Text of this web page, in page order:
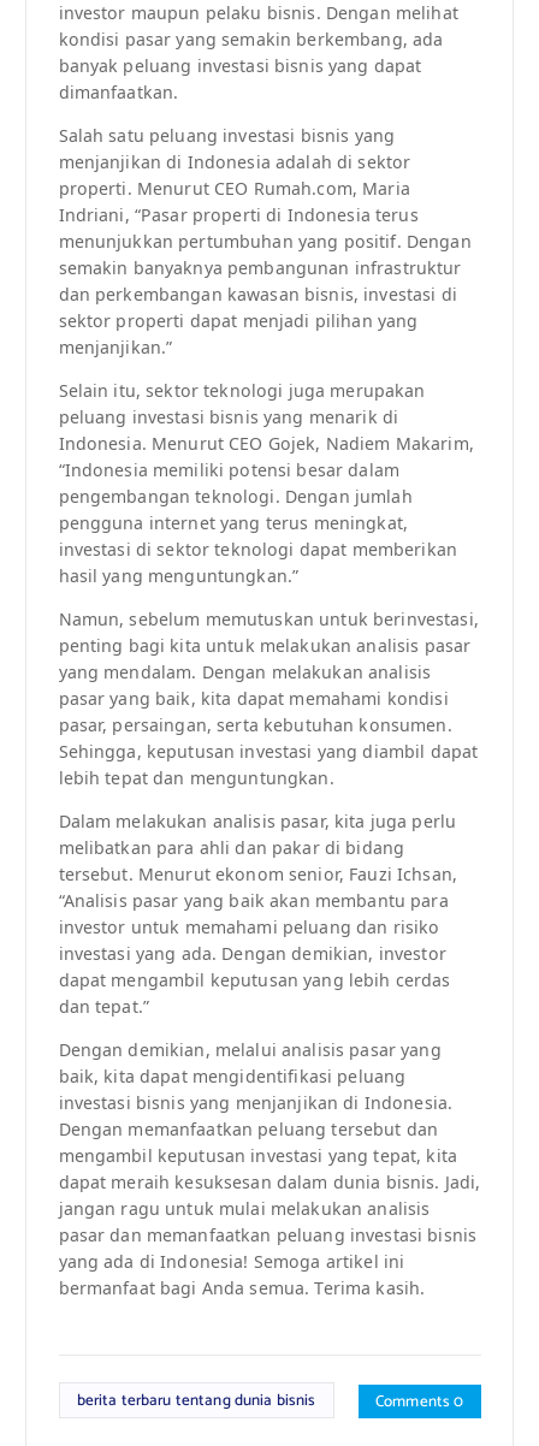
investor maupun pelaku bisnis. Dengan melihat
kondisi pasar yang semakin berkembang, ada
banyak peluang investasi bisnis yang dapat
dimanfaatkan.
Salah satu peluang investasi bisnis yang
menjanjikan di Indonesia adalah di sektor
properti. Menurut CEO Rumah.com, Maria
Indriani, “Pasar properti di Indonesia terus
menunjukkan pertumbuhan yang positif. Dengan
semakin banyaknya pembangunan infrastruktur
dan perkembangan kawasan bisnis, investasi di
sektor properti dapat menjadi pilihan yang
menjanjikan.”
Selain itu, sektor teknologi juga merupakan
peluang investasi bisnis yang menarik di
Indonesia. Menurut CEO Gojek, Nadiem Makarim,
“Indonesia memiliki potensi besar dalam
pengembangan teknologi. Dengan jumlah
pengguna internet yang terus meningkat,
investasi di sektor teknologi dapat memberikan
hasil yang menguntungkan.”
Namun, sebelum memutuskan untuk berinvestasi,
penting bagi kita untuk melakukan analisis pasar
yang mendalam. Dengan melakukan analisis
pasar yang baik, kita dapat memahami kondisi
pasar, persaingan, serta kebutuhan konsumen.
Sehingga, keputusan investasi yang diambil dapat
lebih tepat dan menguntungkan.
Dalam melakukan analisis pasar, kita juga perlu
melibatkan para ahli dan pakar di bidang
tersebut. Menurut ekonom senior, Fauzi Ichsan,
“Analisis pasar yang baik akan membantu para
investor untuk memahami peluang dan risiko
investasi yang ada. Dengan demikian, investor
dapat mengambil keputusan yang lebih cerdas
dan tepat.”
Dengan demikian, melalui analisis pasar yang
baik, kita dapat mengidentifikasi peluang
investasi bisnis yang menjanjikan di Indonesia.
Dengan memanfaatkan peluang tersebut dan
mengambil keputusan investasi yang tepat, kita
dapat meraih kesuksesan dalam dunia bisnis. Jadi,
jangan ragu untuk mulai melakukan analisis
pasar dan memanfaatkan peluang investasi bisnis
yang ada di Indonesia! Semoga artikel ini
bermanfaat bagi Anda semua. Terima kasih.
berita terbaru tentang dunia bisnis Comments 0